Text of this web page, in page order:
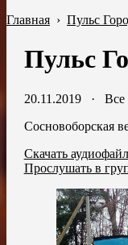
Главная › Пульс
Пульс
20.11.2019· Все
Сосновоборская
Скачать
Прослушать в